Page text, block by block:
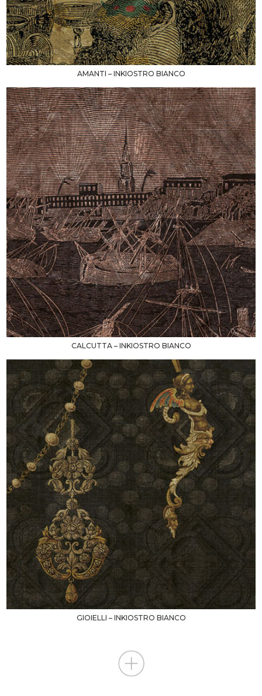
AMANTI – INKIOSTRO BIANCO
CALCUTTA – INKIOSTRO BIANCO
GIOIELLI – INKIOSTRO BIANCO